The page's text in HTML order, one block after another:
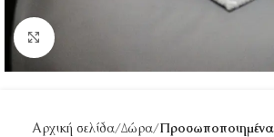
Κάντε κλικ για μεγέθυνση
Αρχική σελίδα Δώρα